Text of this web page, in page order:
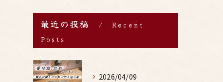
最近の投稿
Recent
Posts
2026/04/09